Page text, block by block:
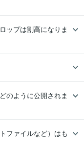
ップは割高になりま
のように公開されま
ファイルなど）はも